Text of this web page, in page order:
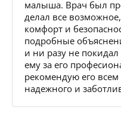
малыша. Врач был
делал все
комфорт и
подробные
и ни разу не
ему за его
рекомендую его
надежного и